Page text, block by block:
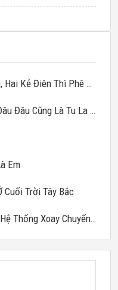
Điên Thì Phê Gấp Mười
Cũng Là Tu La Tràng
Em
Cuối Trời Tây Bắc
Xoay Chuyển Giang Sơn